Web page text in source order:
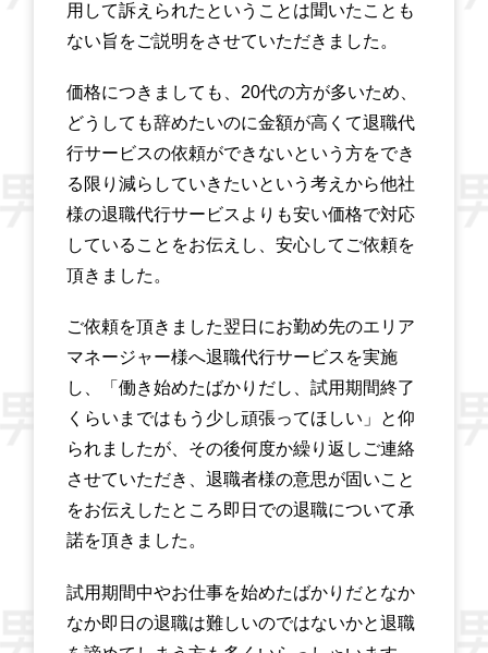
用して訴えられたということは聞いたことも
ない旨をご説明をさせていただきました。
価格につきましても、20代の方が多いため、
どうしても辞めたいのに金額が高くて退職代
行サービスの依頼ができないという方をでき
る限り減らしていきたいという考えから他社
様の退職代行サービスよりも安い価格で対応
していることをお伝えし、安心してご依頼を
頂きました。
ご依頼を頂きました翌日にお勤め先のエリア
マネージャー様へ退職代行サービスを実施
し、「働き始めたばかりだし、試用期間終了
くらいまではもう少し頑張ってほしい」と仰
られましたが、その後何度か繰り返しご連絡
させていただき、退職者様の意思が固いこと
をお伝えしたところ即日での退職について承
諾を頂きました。
試用期間中やお仕事を始めたばかりだとなか
なか即日の退職は難しいのではないかと退職